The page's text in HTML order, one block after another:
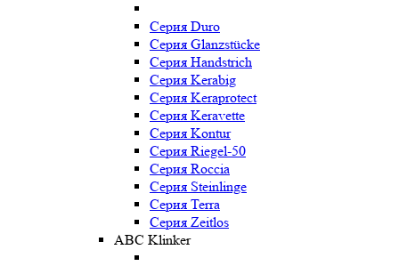
Серия Duro
Серия Glanzstücke
Серия Handstrich
Серия Kerabig
Серия Keraprotect
Серия Keravette
Серия Kontur
Серия Riegel-50
Серия Roccia
Серия Steinlinge
Серия Terra
Серия Zeitlos
ABC Klinker